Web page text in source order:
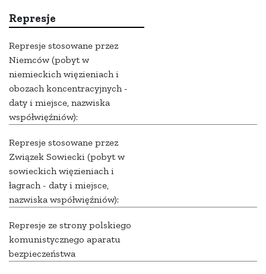
Represje
Represje stosowane przez
Niemców (pobyt w
niemieckich więzieniach i
obozach koncentracyjnych -
daty i miejsce, nazwiska
współwięźniów):
Represje stosowane przez
Związek Sowiecki (pobyt w
sowieckich więzieniach i
łagrach - daty i miejsce,
nazwiska współwięźniów):
Represje ze strony polskiego
komunistycznego aparatu
bezpieczeństwa